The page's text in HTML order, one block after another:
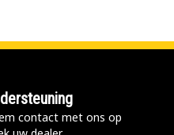
contact met ons op